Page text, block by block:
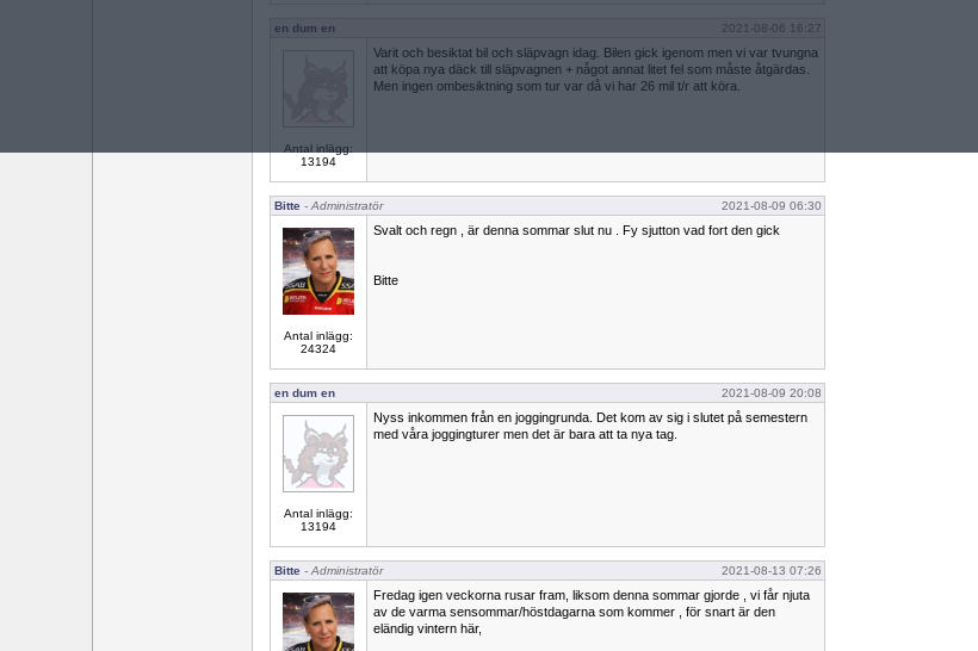
en dum en 2021-08-06 16:27
Antal inlägg:
13194
Varit och besiktat bil och släpvagn idag. Bilen gick igenom men vi var tvungna
att köpa nya däck till släpvagnen + något annat litet fel som måste åtgärdas.
Men ingen ombesiktning som tur var då vi har 26 mil t/r att köra.
Bitte - Administratör 2021-08-09 06:30
Antal inlägg:
24324
Svalt och regn , är denna sommar slut nu . Fy sjutton vad fort den gick
Bitte
en dum en 2021-08-09 20:08
Antal inlägg:
13194
Nyss inkommen från en joggingrunda. Det kom av sig i slutet på semestern
med våra joggingturer men det är bara att ta nya tag.
Bitte - Administratör 2021-08-13 07:26
Fredag igen veckorna rusar fram, liksom denna sommar gjorde , vi får njuta
av de varma sensommar/höstdagarna som kommer , för snart är den
eländig vintern här,